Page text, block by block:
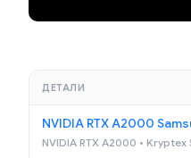
ДЕТАЛИ
NVIDIA RTX A2000
NVIDIA RTX A2000 •